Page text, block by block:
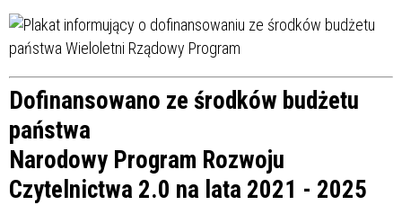
Dofinansowano ze środków budżetu
państwa
Narodowy Program Rozwoju
Czytelnictwa 2.0 na lata 2021 - 2025